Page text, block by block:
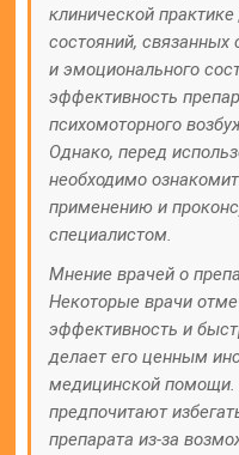
клинической
состояний,
и эмоционального
эффективность
психомоторного
Однако, перед
необходимо
применению и
специалистом.
Мнение врачей о
Некоторые врачи
эффективность и
делает его ценным
медицинской помощи.
предпочитают
препарата из-за